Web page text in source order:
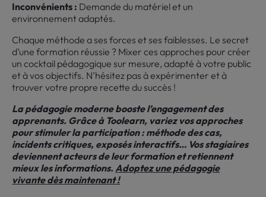
Inconvénients : Demande du matériel et un
environnement adaptés.
Chaque méthode a ses forces et ses faiblesses. Le secret
d’une formation réussie ? Mixer ces approches pour créer
un cocktail pédagogique sur mesure, adapté à votre public
et à vos objectifs. N’hésitez pas à expérimenter et à
trouver votre propre recette du succès !
La pédagogie moderne booste l’engagement des
apprenants. Grâce à Toolearn, variez vos approches
pour stimuler la participation : méthode des cas,
incidents critiques, exposés interactifs… Vos stagiaires
deviennent acteurs de leur formation et retiennent
mieux les informations.Adoptez une pédagogie
vivante dès maintenant !